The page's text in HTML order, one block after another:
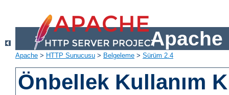
Apache
Apache > HTTP Sunucusu > Belgeleme > Sürüm 2.4
Önbellek Kullanım